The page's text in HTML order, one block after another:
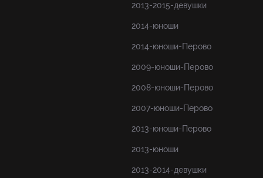
2013-2015-девушки
2014-юноши
2014-юноши-Перово
2009-юноши-Перово
2008-юноши-Перово
2007-юноши-Перово
2013-юноши-Перово
2013-юноши
2013-2014-девушки